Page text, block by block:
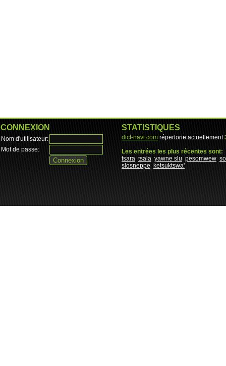
CONNEXION
Nom d'utilisateur:
Mot de passe:
STATISTIQUES
dict-navi.com répertorie actuellement
Les entrées les plus récentes sont:
tsara tsala yawne slu pesomwew
slosneppe
ketsuktswa'